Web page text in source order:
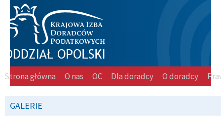
Strona główna O nas OC Dla doradcy O doradcy
GALERIE